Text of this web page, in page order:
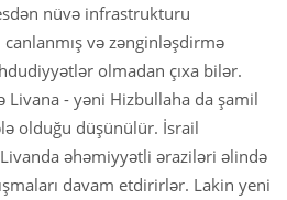
nüvə infrastrukturu
və zənginləşdirmə
olmadan çıxa bilər.
Livana - yəni Hizbullaha da şamil
olduğu düşünülür. İsrail
əhəmiyyətli əraziləri əlində
davam etdirirlər. Lakin yeni